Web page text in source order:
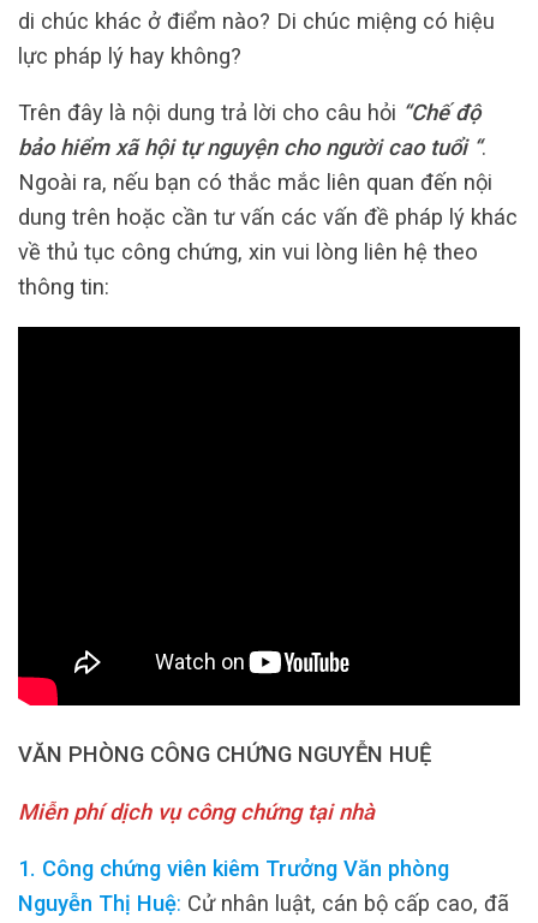
di chúc khác ở điểm nào? Di chúc miệng có hiệu
lực pháp lý hay không?
Trên đây là nội dung trả lời cho câu hỏi “Chế độ
bảo hiểm xã hội tự nguyện cho người cao tuổi “.
Ngoài ra, nếu bạn có thắc mắc liên quan đến nội
dung trên hoặc cần tư vấn các vấn đề pháp lý khác
về thủ tục công chứng, xin vui lòng liên hệ theo
thông tin:
VĂN PHÒNG CÔNG CHỨNG NGUYỄN HUỆ
Miễn phí dịch vụ công chứng tại nhà
1. Công chứng viên kiêm Trưởng Văn phòng
Nguyễn Thị Huệ: Cử nhân luật, cán bộ cấp cao, đã